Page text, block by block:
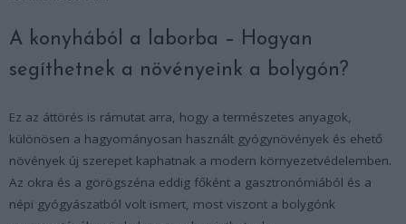
A konyhából a laborba – Hogyan
segíthetnek a növényeink a bolygón?
Ez az áttörés is rámutat arra, hogy a természetes anyagok,
különösen a hagyományosan használt gyógynövények és ehető
növények új szerepet kaphatnak a modern környezetvédelemben.
Az okra és a görögszéna eddig főként a gasztronómiából és a
népi gyógyászatból volt ismert, most viszont a bolygónk